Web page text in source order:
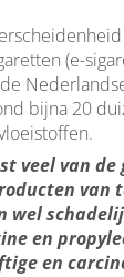
(e-
bijna 20
veel van
van
wel
en
en